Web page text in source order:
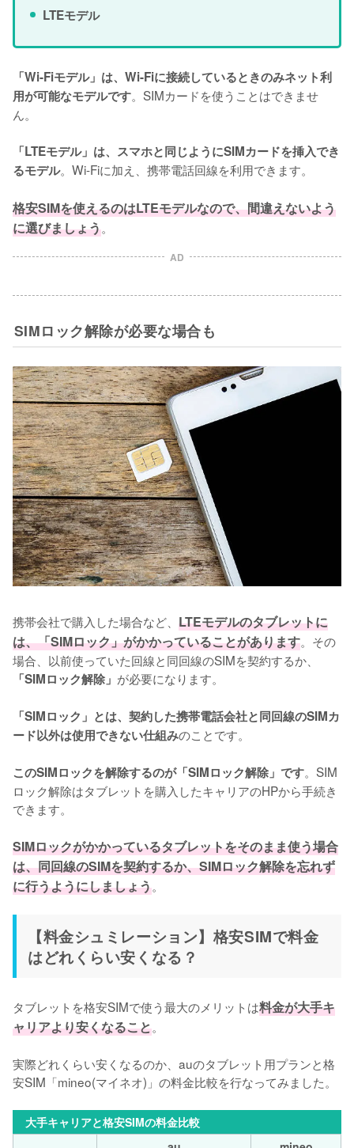
LTEモデル
「Wi-Fiモデル」は、Wi-Fiに接続しているときのみネット利
用が可能なモデルです。SIMカードを使うことはできませ
ん。
「LTEモデル」は、スマホと同じようにSIMカードを挿入でき
るモデル。Wi-Fiに加え、携帯電話回線を利用できます。
格安SIMを使えるのはLTEモデルなので、間違えないよう
に選びましょう。
AD
SIMロック解除が必要な場合も
携帯会社で購入した場合など、 LTEモデルのタブレットに
は、「SIMロック」がかかっていることがあります。その
場合、以前使っていた回線と同回線のSIMを契約するか、
「SIMロック解除」 が必要になります。
「SIMロック」とは、契約した携帯電話会社と同回線のSIMカ
ード以外は使用できない仕組みのことです。
このSIMロックを解除するのが「SIMロック解除」です。SIM
ロック解除はタブレットを購入したキャリアのHPから手続き
できます。
SIMロックがかかっているタブレットをそのまま使う場合
は、同回線のSIMを契約するか、SIMロック解除を忘れず
に行うようにしましょう。
【料金シュミレーション】格安SIMで料金
はどれくらい安くなる？
タブレットを格安SIMで使う最大のメリットは料金が大手キ
ャリアより安くなること。
実際どれくらい安くなるのか、auのタブレット用プランと格
安SIM「mineo(マイネオ)」の料金比較を行なってみました。
大手キャリアと格安SIMの料金比較